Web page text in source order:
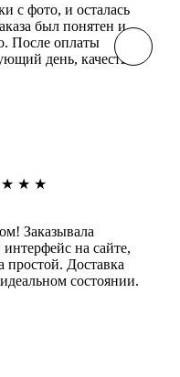
с фото, и осталась
был понятен и
После оплаты
день, качество
★ ★ ★
Заказывала
на сайте,
простой. Доставка
состоянии.